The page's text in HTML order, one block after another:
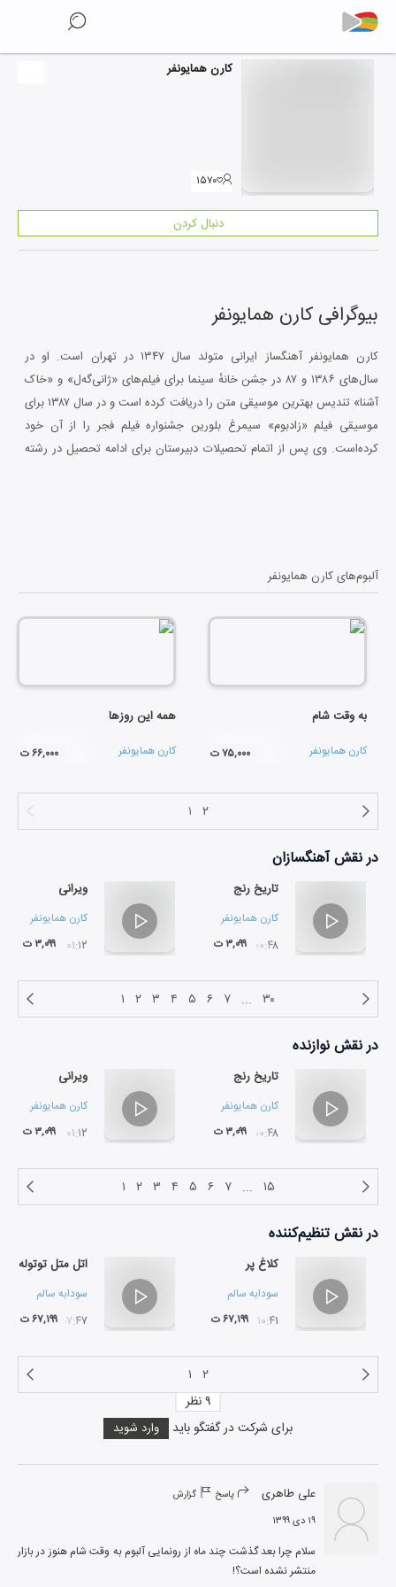
کارن همایونفر
۱۵۷۰
دنبال کردن
بیوگرافیکارن همایونفر
کارن همایونفر آهنگساز ایرانی متولد سال ۱۳۴۷ در تهران است. او در
سال‌های ۱۳۸۶ و ۸۷ در جشن خانهٔ سینما برای فیلم‌های «ژانی‌گه‌ل» و «خاک
آشنا» تندیس بهترین موسیقی متن را دریافت کرده است و در سال ۱۳۸۷ برای
موسیقی فیلم «زادبوم» سیمرغ بلورین جشنواره فیلم فجر را از آن خود
کرده‌است. وی پس از اتمام تحصیلات دبیرستان برای ادامه تحصیل در رشته
آلبوم‌هایکارن همایونفر
به وقت شام
کارن همایونفر ۷۵,۰۰۰ ت
همه این روزها
کارن همایونفر ۶۶,۰۰۰ ت
۱ ۲
در نقشآهنگسازان
تاریخ رنج
کارن همایونفر
۰۰:۴۸ ۳,۰۹۹ ت
ویرانی
کارن همایونفر
۰۱:۱۲ ۳,۰۹۹ ت
۱ ۲ ۳ ۴ ۵ ۶ ۷ ... ۳۰
در نقشنوازنده
تاریخ رنج
کارن همایونفر
۰۰:۴۸ ۳,۰۹۹ ت
ویرانی
کارن همایونفر
۰۱:۱۲ ۳,۰۹۹ ت
۱ ۲ ۳ ۴ ۵ ۶ ۷ ... ۱۵
در نقشتنظیم‌کننده
کلاغ پر
سودابه سالم
۱۰:۴۱ ۶۷,۱۹۹ ت
اتل متل توتوله
سودابه سالم
۰۷:۴۷ ۶۷,۱۹۹ ت
۱ ۲
برای شرکت در گفتگو باید وارد شوید
۹نظر
علی طاهری پاسخ گزارش
۱۹ دی ۱۳۹۹
سلام چرا بعد گذشت چند ماه از رونمایی آلبوم به وقت شام هنوز در بازار
منتشر نشده است؟!